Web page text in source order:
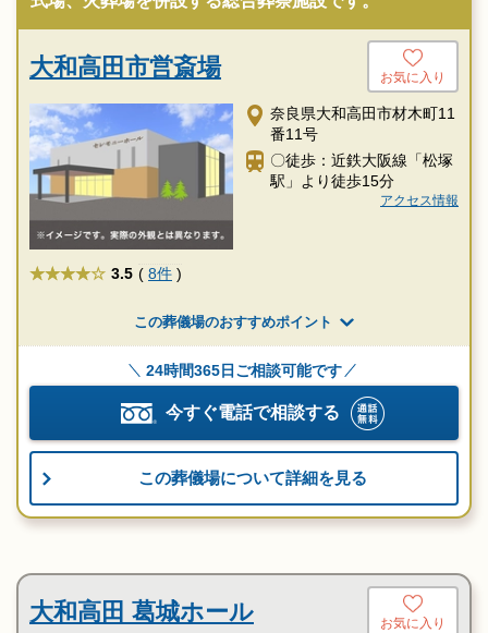
大和高田市営斎場 お気に入り
奈良県大和高田市材木町11
番11号
〇徒歩：近鉄大阪線「松塚
駅」より徒歩15分
アクセス情報
★★★★ 3.5 ( 8件 )
この葬儀場のおすすめポイント
24時間365日ご相談可能です
今すぐ電話で相談する
この葬儀場について詳細を見る
大和高田 葛城ホール お気に入り